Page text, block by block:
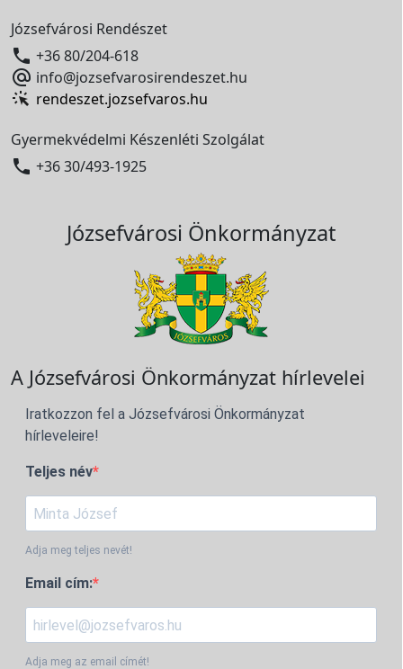
Józsefvárosi Rendészet
 +36 80/204-618
 info@jozsefvarosirendeszet.hu
rendeszet.jozsefvaros.hu
Gyermekvédelmi Készenléti Szolgálat
 +36 30/493-1925
Józsefvárosi Önkormányzat
A Józsefvárosi Önkormányzat hírlevelei
Iratkozzon fel a Józsefvárosi Önkormányzat
hírleveleire!
Teljes név
Adja meg teljes nevét!
Email cím:
Adja meg az email címét!